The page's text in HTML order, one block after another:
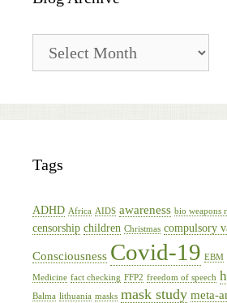
Archive
Tags
ADHD Africa AIDS awareness bio weapons
censorship children Christmas compulsory
Consciousness Covid-19 EBM
Medicine fact checking FFP2 freedom of speech
Balma lithuania masks mask study meta-